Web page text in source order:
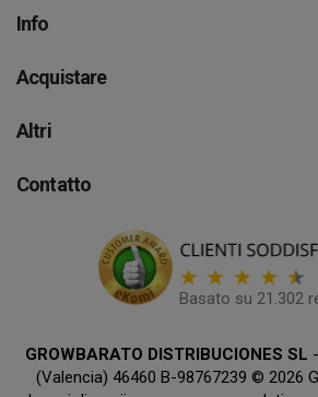
Info
Acquistare
Altri
Contatto
Basato su 21.302
GROWBARATO DISTRIBUCIONES SL
(Valencia) 46460 B-98767239 © 2026